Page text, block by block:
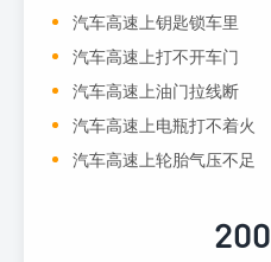
汽车高速上钥匙锁车里
汽车高速上打不开车门
汽车高速上油门拉线断
汽车高速上电瓶打不着火
汽车高速上轮胎气压不足
200